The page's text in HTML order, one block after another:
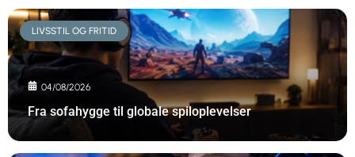
LIVSSTIL OG FRITID
04/08/2026
Fra sofahygge til globale spiloplevelser